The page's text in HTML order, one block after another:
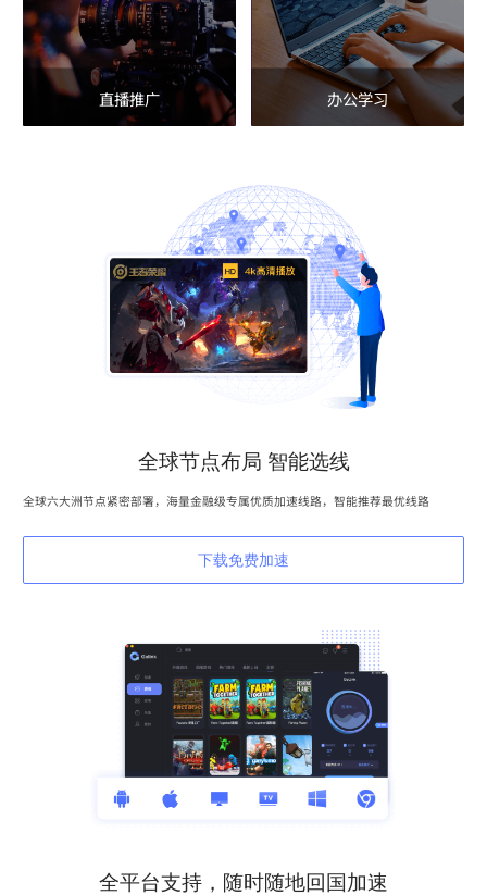
直播推广 办公学习
全球节点布局 智能选线
全球六大洲节点紧密部署，海量金融级专属优质加速线路，智能推荐最优线路
下载免费加速
全平台支持，随时随地回国加速